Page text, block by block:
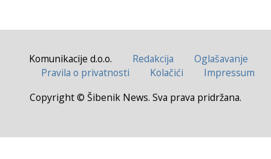
Komunikacije d.o.o. Redakcija
Oglašavanje
Pravila o privatnosti
Kolačići
Impressum
Copyright © Šibenik News. Sva prava pridržana.